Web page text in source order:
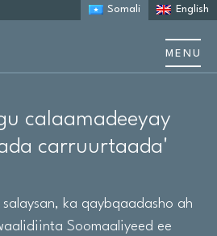
Somali English
MENU
kiiska
calaamadeeyay
carruurtaada'
salaysan, ka qaybqaadasho ah
Soomaaliyeed ee